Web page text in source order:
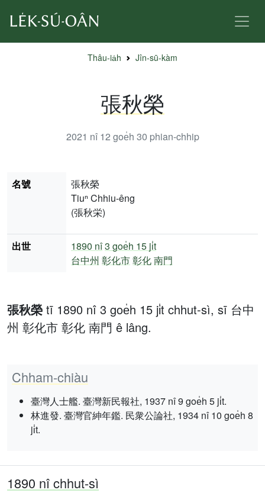
Thâu-ia̍h Jîn-sū-kàm
張秋榮
2021 nî 12 goe̍h 30 phian-chhip
張秋榮 tī 1890 nî 3 goe̍h 15 ji̍t chhut-sì, sī 台中
州 彰化市 彰化 南門 ê lâng.
Chham-chiàu
臺灣人士艦. 臺灣新民報社, 1937 nî 9 goe̍h 5 ji̍t.
林進發. 臺灣官紳年鑑. 民衆公論社, 1934 nî 10 goe̍h 8
ji̍t.
名號
張秋榮
Tiuⁿ Chhiu-êng
(張秋栄)
出世 1890 nî3 goe̍h 15 ji̍t
台中州 彰化市彰化南門
1890 nî chhut-sì